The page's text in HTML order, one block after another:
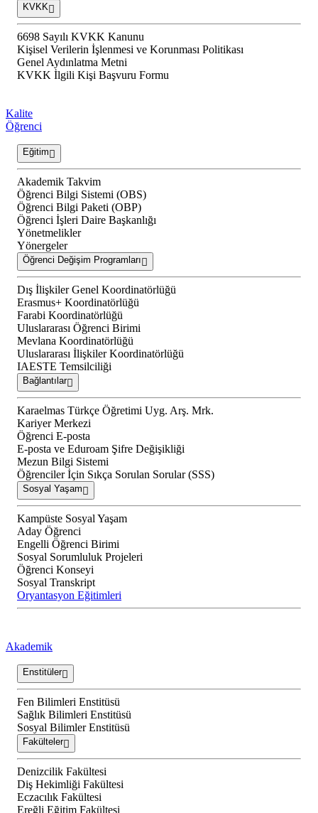
KVKK
6698 Sayılı KVKK Kanunu
Kişisel Verilerin İşlenmesi ve Korunması Politikası
Genel Aydınlatma Metni
KVKK İlgili Kişi Başvuru Formu
Kalite
Öğrenci
Eğitim
Akademik Takvim
Öğrenci Bilgi Sistemi (OBS)
Öğrenci Bilgi Paketi (OBP)
Öğrenci İşleri Daire Başkanlığı
Yönetmelikler
Yönergeler
Öğrenci Değişim Programları
Dış İlişkiler Genel Koordinatörlüğü
Erasmus+ Koordinatörlüğü
Farabi Koordinatörlüğü
Uluslararası Öğrenci Birimi
Mevlana Koordinatörlüğü
Uluslararası İlişkiler Koordinatörlüğü
IAESTE Temsilciliği
Bağlantılar
Karaelmas Türkçe Öğretimi Uyg. Arş. Mrk.
Kariyer Merkezi
Öğrenci E-posta
E-posta ve Eduroam Şifre Değişikliği
Mezun Bilgi Sistemi
Öğrenciler İçin Sıkça Sorulan Sorular (SSS)
Sosyal Yaşam
Kampüste Sosyal Yaşam
Aday Öğrenci
Engelli Öğrenci Birimi
Sosyal Sorumluluk Projeleri
Öğrenci Konseyi
Sosyal Transkript
Oryantasyon Eğitimleri
Akademik
Enstitüler
Fen Bilimleri Enstitüsü
Sağlık Bilimleri Enstitüsü
Sosyal Bilimler Enstitüsü
Fakülteler
Denizcilik Fakültesi
Diş Hekimliği Fakültesi
Eczacılık Fakültesi
Ereğli Eğitim Fakültesi